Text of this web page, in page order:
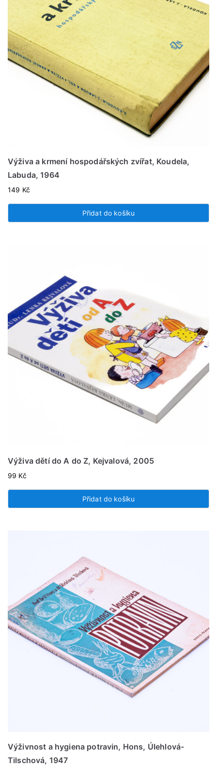
Výživa a krmení hospodářských zvířat, Koudela,
Labuda, 1964
149 Kč
Přidat do košíku
Výživa dětí do A do Z, Kejvalová, 2005
99 Kč
Přidat do košíku
Výživnost a hygiena potravin, Hons, Úlehlová-
Tilschová, 1947